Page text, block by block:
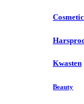
Kwasten
Beauty